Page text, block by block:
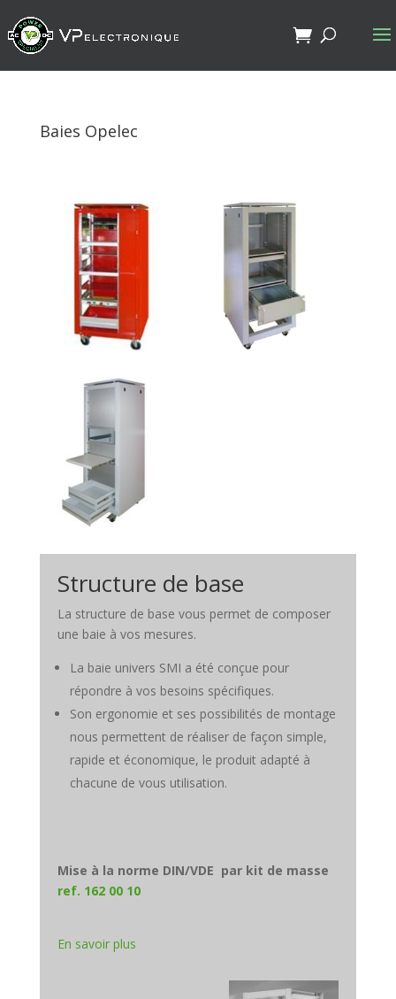
Baies Opelec
Structure de base
La structure de base vous permet de composer
une baie à vos mesures.
La baie univers SMI a été conçue pour
répondre à vos besoins spécifiques.
Son ergonomie et ses possibilités de montage
nous permettent de réaliser de façon simple,
rapide et économique, le produit adapté à
chacune de vous utilisation.
Mise à la norme DIN/VDE par kit de masse
ref. 162 00 10
En savoir plus